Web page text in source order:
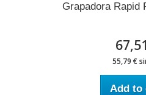
Grapadora Rapid
55,79 €
Add to